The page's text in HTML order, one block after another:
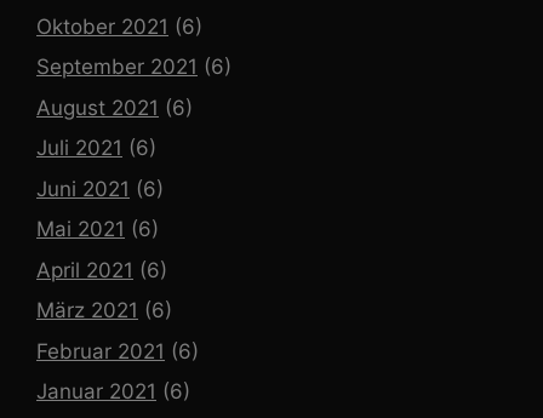
Oktober 2021 (6)
September 2021 (6)
August 2021 (6)
Juli 2021 (6)
Juni 2021 (6)
Mai 2021 (6)
April 2021 (6)
März 2021 (6)
Februar 2021 (6)
Januar 2021 (6)